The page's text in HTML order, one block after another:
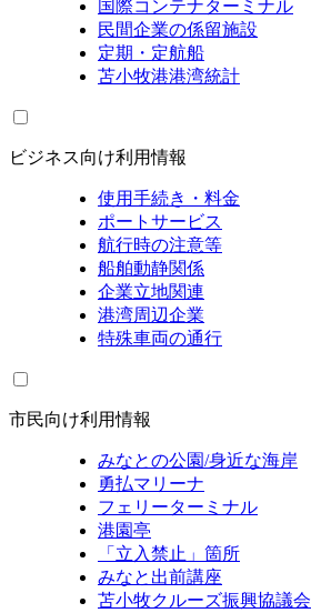
国際コンテナターミナル
民間企業の係留施設
定期・定航船
苫小牧港港湾統計
ビジネス向け利用情報
使用手続き・料金
ポートサービス
航行時の注意等
船舶動静関係
企業立地関連
港湾周辺企業
特殊車両の通行
市民向け利用情報
みなとの公園/身近な海岸
勇払マリーナ
フェリーターミナル
港園亭
「立入禁止」箇所
みなと出前講座
苫小牧クルーズ振興協議会